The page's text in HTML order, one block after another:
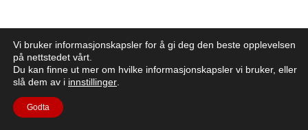
Vi bruker informasjonskapsler for å gi deg den beste opplevelsen
på nettstedet vårt.
Du kan finne ut mer om hvilke informasjonskapsler vi bruker, eller
slå dem av i innstillinger
Godta